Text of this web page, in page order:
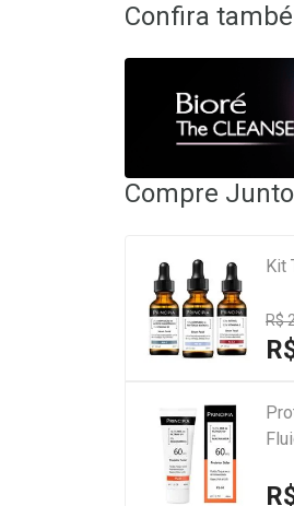
Confira
Compre Junto
Kit
R$